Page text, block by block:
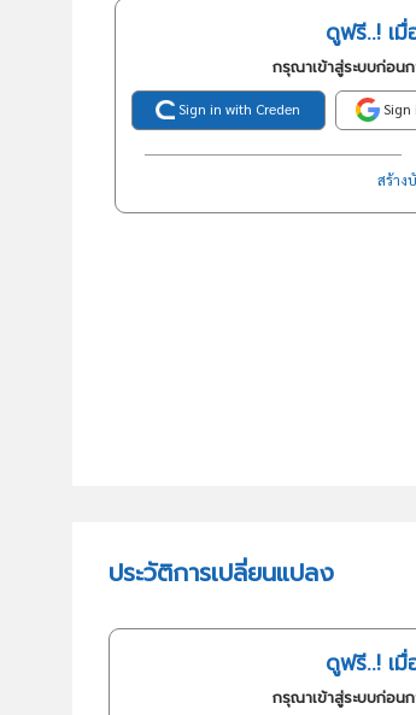
ดูฟรี..! เ
กรุณาเข้าสู่ระบบก่อน
Sign in with Creden Sign
สร้าง
ประวัติการเปลี่ยนแปลง
ดูฟรี..! เ
กรุณาเข้าสู่ระบบก่อน